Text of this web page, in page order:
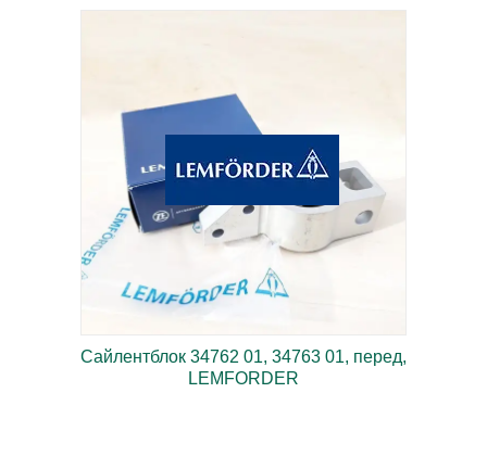
Деталь оптимального поєднання
Сайлентблок 34762 01, 34763 01, перед,
LEMFORDER